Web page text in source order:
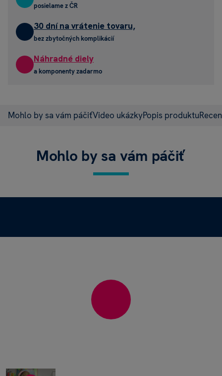
posielame z ČR
30 dní na vrátenie tovaru,
bez zbytočných komplikácií
Náhradné diely
a komponenty zadarmo
Mohlo by sa vám páčiťVideo ukázkyPopis produktu
Mohlo by sa vám páčiť